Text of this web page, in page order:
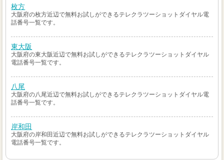
枚方
大阪府の枚方近辺で無料お試しができるテレクラツーショットダイヤル電
話番号一覧です。
東大阪
大阪府の東大阪近辺で無料お試しができるテレクラツーショットダイヤル
電話番号一覧です。
八尾
大阪府の八尾近辺で無料お試しができるテレクラツーショットダイヤル電
話番号一覧です。
岸和田
大阪府の岸和田近辺で無料お試しができるテレクラツーショットダイヤル
電話番号一覧です。